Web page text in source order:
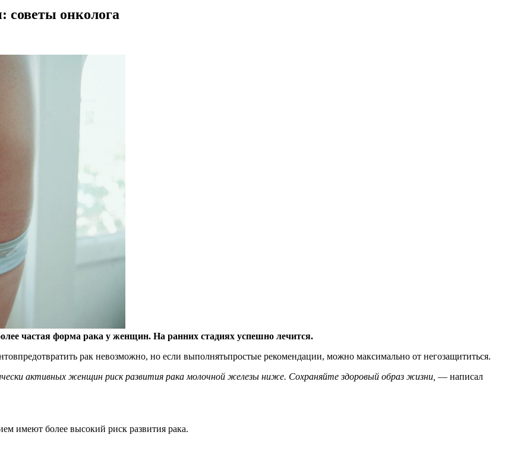
советы онколога
частая форма рака у женщин. На ранних стадиях успешно лечится.
рак невозможно, но если выполнятьпростые рекомендации, можно максимально от негозащититься.
активных женщин риск развития рака молочной железы ниже. Сохраняйте здоровый образ жизни, — написал
имеют более высокий риск развития рака.